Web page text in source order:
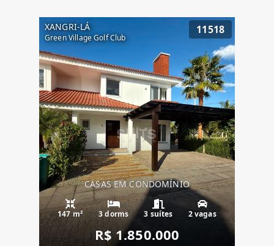
XANGRI-LÁ
Green Village Golf Club
11518
CASAS EM CONDOMÍNIO
147 m² 3 dorms 3 suítes 2 vagas
R$ 1.850.000